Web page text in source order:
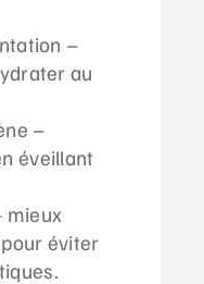
–
au
–
éveillant
mieux
éviter